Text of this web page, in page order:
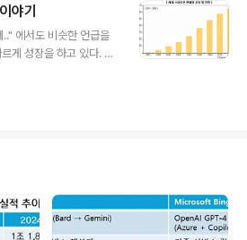
의 실제 시작이라고 보
이유로는 2007년에 대
바일 티켓이 아닌 고유
League Baseba
야기
에서도 비슷한 언급을
게 성장을 하고 있다. 지
량 추이 및 전망 자료는
하고 있으며, 일본과 중
는 Linux와 Symbian이
권은 현재 혼전 양상이다.
로 재구성해본 자료이
큰 변동없이 흘러가고